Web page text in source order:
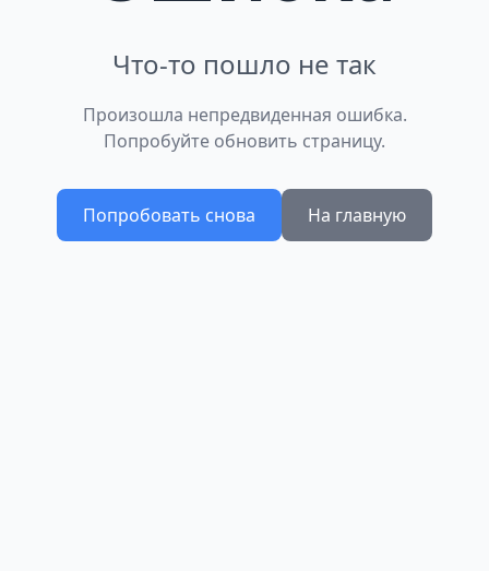
Что-то пошло не так
Произошла непредвиденная ошибка.
Попробуйте обновить страницу.
Попробовать снова На главную